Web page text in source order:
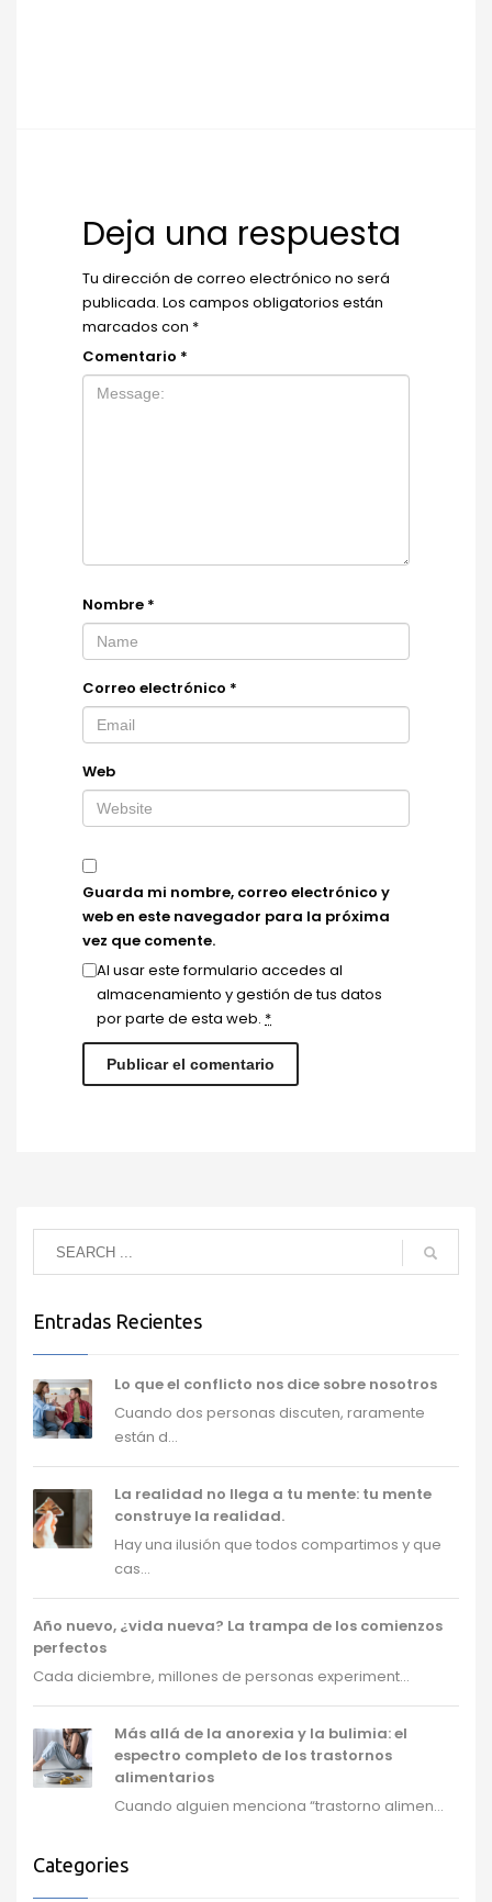
Deja una respuesta
Tu dirección de correo electrónico no será
publicada. Los campos obligatorios están
marcados con *
Comentario *
Nombre *
Correo electrónico *
Web
Guarda mi nombre, correo electrónico y
web en este navegador para la próxima
vez que comente.
Al usar este formulario accedes al
almacenamiento y gestión de tus datos
por parte de esta web. *
Entradas Recientes
Lo que el conflicto nos dice sobre nosotros
Cuando dos personas discuten, raramente
están d...
La realidad no llega a tu mente: tu mente
construye la realidad.
Hay una ilusión que todos compartimos y que
cas...
Año nuevo, ¿vida nueva? La trampa de los comienzos
perfectos
Cada diciembre, millones de personas experiment...
Más allá de la anorexia y la bulimia: el
espectro completo de los trastornos
alimentarios
Cuando alguien menciona “trastorno alimen...
Categories